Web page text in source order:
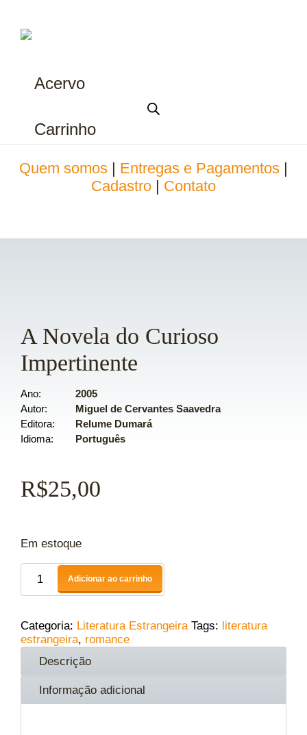
Acervo
Carrinho
Quem somos Entregas e Pagamentos
Cadastro
Contato
A Novela do Curioso
Impertinente
Ano
2005
Autor
Miguel de Cervantes Saavedra
Editora
Relume Dumará
Idioma
Português
R$25,00
Em estoque
Adicionar ao carrinho
Categoria: Literatura Estrangeira Tags: literatura
estrangeira, romance
Descrição
Informação adicional